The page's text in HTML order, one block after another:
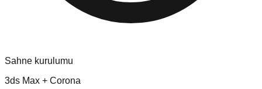
Sahne kurulumu
3ds Max + Corona